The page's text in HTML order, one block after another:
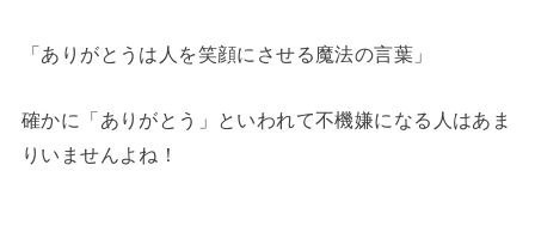
「ありがとうは人を笑顔にさせる魔法の言葉」
確かに「ありがとう」といわれて不機嫌になる人はあま
りいませんよね！